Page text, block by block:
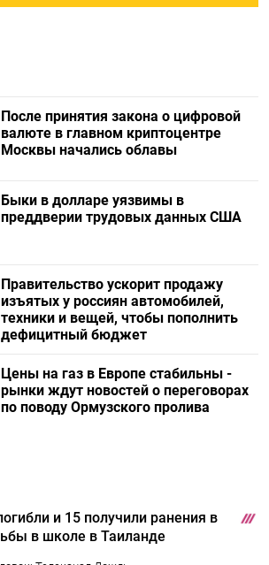
После принятия закона о цифровой
валюте в главном криптоцентре
Москвы начались облавы
Быки в долларе уязвимы в
преддверии трудовых данных США
Правительство ускорит продажу
изъятых у россиян автомобилей,
техники и вещей, чтобы пополнить
дефицитный бюджет
Цены на газ в Европе стабильны -
рынки ждут новостей о переговорах
по поводу Ормузского пролива